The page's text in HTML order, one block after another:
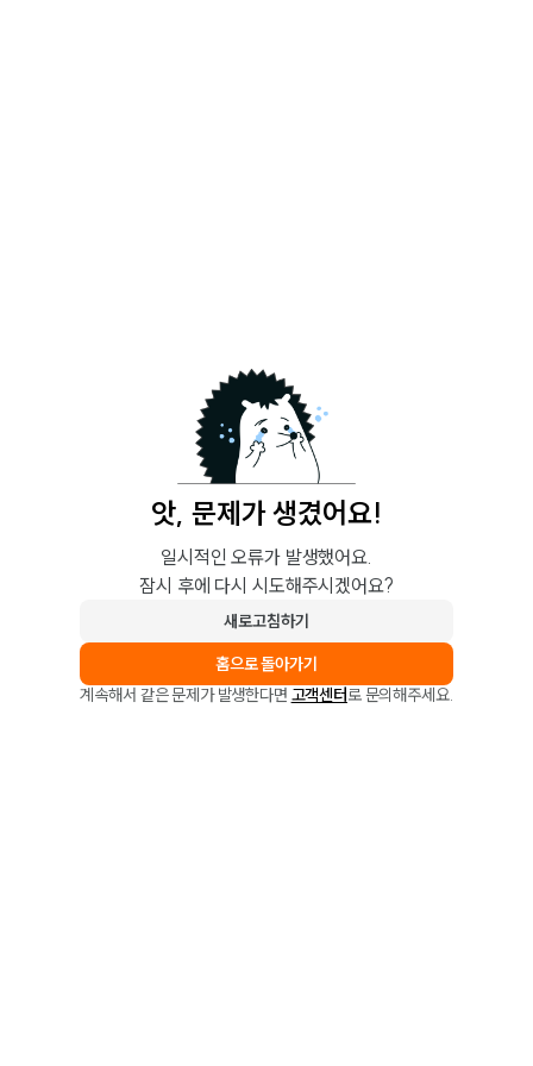
앗, 문제가 생겼어요!
일시적인 오류가 발생했어요.
잠시 후에 다시 시도해주시겠어요?
새로고침하기
홈으로 돌아가기
계속해서 같은 문제가 발생한다면 고객센터로 문의해주세요.